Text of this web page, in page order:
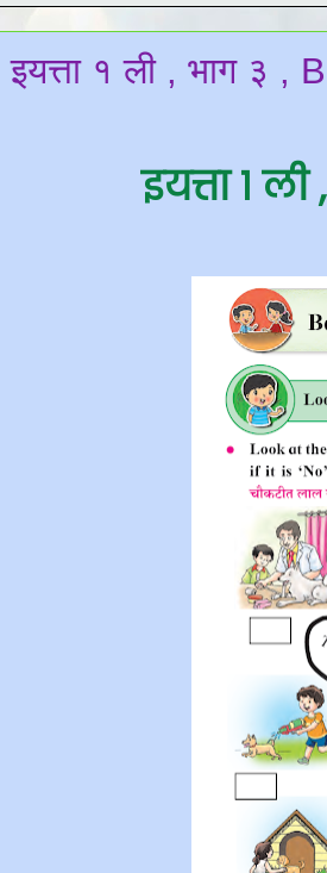
इयत्ता १ ली , भाग ३
इयत्ता १